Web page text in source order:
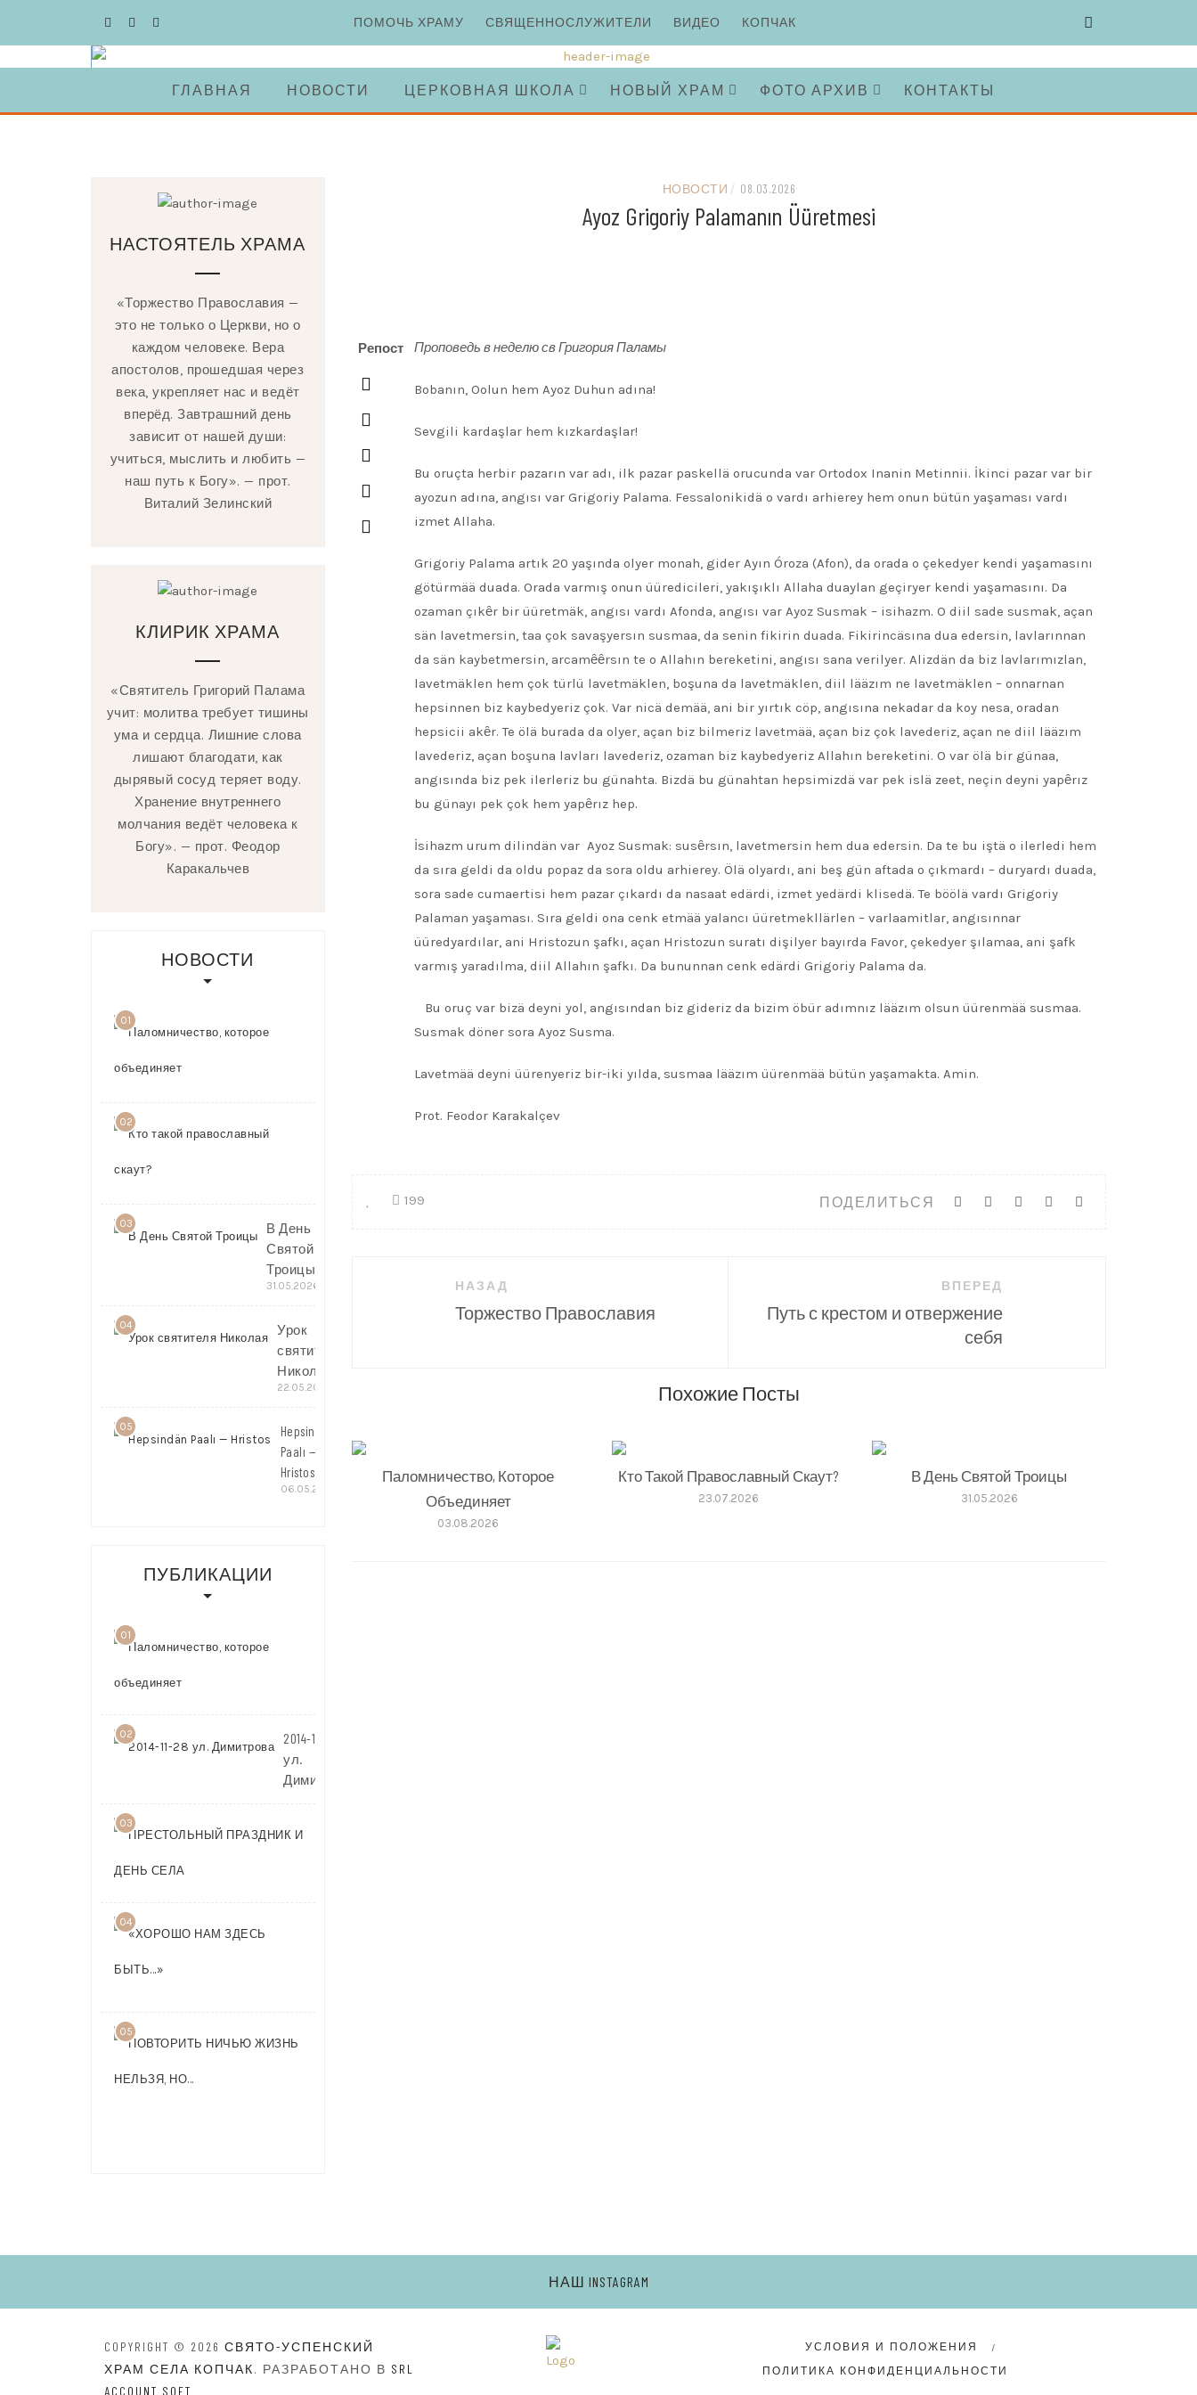
ПОМОЧЬ ХРАМУ СВЯЩЕННОСЛУЖИТЕЛИ ВИДЕО КОПЧАК
ГЛАВНАЯ НОВОСТИ ЦЕРКОВНАЯ ШКОЛА НОВЫЙ ХРАМ ФОТО АРХИВ КОНТАКТЫ
НОВОСТИ / 08.03.2026
Ayoz Grigoriy Palamanın Üüretmesi
Репост Проповедь в неделю св Григория Паламы
Bobanın, Oolun hem Ayoz Duhun adına!
Sevgili kardaşlar hem kızkardaşlar!
Bu oruçta herbir pazarın var adı, ilk pazar paskellä orucunda var Ortodox Inanin Metinnii. İkinci pazar var bir
ayozun adına, angısı var Grigoriy Palama. Fessalonikidä o vardı arhierey hem onun bütün yaşaması vardı
izmet Allaha.
Grigoriy Palama artık 20 yaşında olyer monah, gider Ayın Óroza (Afon), da orada o çekedyer kendi yaşamasını
götürmää duada. Orada varmış onun üüredicileri, yakışıklı Allaha duaylan geçiryer kendi yaşamasını. Da
ozaman çıkȇr bir üüretmäk, angısı vardı Afonda, angısı var Ayoz Susmak – isihazm. O diil sade susmak, açan
sän lavetmersin, taa çok savaşyersın susmaa, da senin fikirin duada. Fikirincäsına dua edersin, lavlarınnan
da sän kaybetmersin, arcamȇȇrsın te o Allahın bereketini, angısı sana verilyer. Alizdän da biz lavlarımızlan,
lavetmäklen hem çok türlü lavetmäklen, boşuna da lavetmäklen, diil lääzım ne lavetmäklen – onnarnan
hepsinnen biz kaybedyeriz çok. Var nicä demää, ani bir yırtık cöp, angısına nekadar da koy nesa, oradan
hepsicii akȇr. Te ölä burada da olyer, açan biz bilmeriz lavetmää, açan biz çok lavederiz, açan ne diil lääzım
lavederiz, açan boşuna lavları lavederiz, ozaman biz kaybedyeriz Allahın bereketini. O var ölä bir günaa,
angısında biz pek ilerleriz bu günahta. Bizdä bu günahtan hepsimizdä var pek islä zeet, neçin deyni yapȇrız
bu günayı pek çok hem yapȇrız hep.
İsihazm urum dilindän var Ayoz Susmak: susȇrsın, lavetmersin hem dua edersin. Da te bu iştä o ilerledi hem
da sıra geldi da oldu popaz da sora oldu arhierey. Ölä olyardı, ani beş gün aftada o çıkmardı – duryardı duada,
sora sade cumaertisi hem pazar çıkardı da nasaat edärdi, izmet yedärdi klisedä. Te böölä vardı Grigoriy
Palaman yaşaması. Sıra geldi ona cenk etmää yalancı üüretmekllärlen – varlaamitlar, angısınnar
üüredyardılar, ani Hristozun şafkı, açan Hristozun suratı dişilyer bayırda Favor, çekedyer şılamaa, ani şafk
varmış yaradılma, diil Allahın şafkı. Da bununnan cenk edärdi Grigoriy Palama da.
Bu oruç var bizä deyni yol, angısından biz gideriz da bizim öbür adımnız lääzım olsun üürenmää susmaa.
Susmak döner sora Ayoz Susma.
Lavetmää deyni üürenyeriz bir-iki yılda, susmaa lääzım üürenmää bütün yaşamakta. Amin.
Prot. Feodor Karakalçev
ПОДЕЛИТЬСЯ
199
НАЗАД
Торжество Православия
ВПЕРЕД
Путь с крестом и отвержение
себя
Похожие Посты
Паломничество, Которое
Объединяет
03.08.2026
Кто Такой Православный Скаут?
23.07.2026
В День Святой Троицы
31.05.2026
НАСТОЯТЕЛЬ ХРАМА
«Торжество Православия —
это не только о Церкви, но о
каждом человеке. Вера
апостолов, прошедшая через
века, укрепляет нас и ведёт
вперёд. Завтрашний день
зависит от нашей души:
учиться, мыслить и любить —
наш путь к Богу». — прот.
Виталий Зелинский
КЛИРИК ХРАМА
«Святитель Григорий Палама
учит: молитва требует тишины
ума и сердца. Лишние слова
лишают благодати, как
дырявый сосуд теряет воду.
Хранение внутреннего
молчания ведёт человека к
Богу». — прот. Феодор
Каракальчев
НОВОСТИ
01
Паломничество,
02
03
В День
Святой
Троицы
31.05.2026
04
Урок
святителя
Николая
22.05.2026
05
Hepsindän
Paalı —
Hristos
06.05.2026
ПУБЛИКАЦИИ
01
02
2014-11-28
ул.
Димитрова
03
04
05
НАШ INSTAGRAM
COPYRIGHT © 2026 СВЯТО-УСПЕНСКИЙ
ХРАМ СЕЛА КОПЧАК. РАЗРАБОТАНО В SRL
ACCOUNT SOFT
УСЛОВИЯ И ПОЛОЖЕНИЯ
ПОЛИТИКА КОНФИДЕНЦИАЛЬНОСТИ